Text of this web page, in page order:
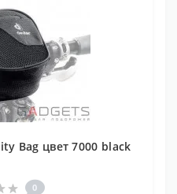
Bag цвет 7000 black
0